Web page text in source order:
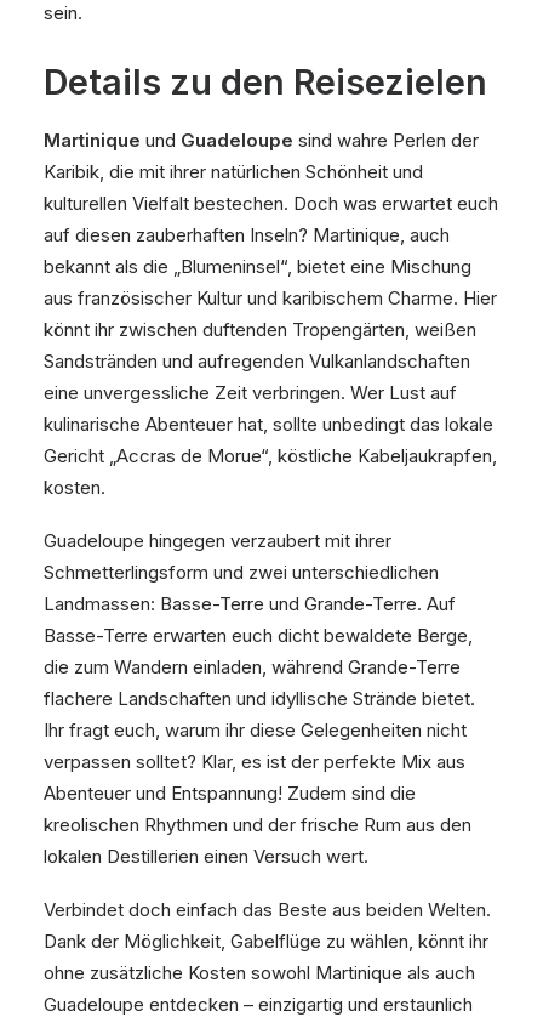
sein.
Details zu den Reisezielen
Martinique und Guadeloupe sind wahre Perlen der
Karibik, die mit ihrer natürlichen Schönheit und
kulturellen Vielfalt bestechen. Doch was erwartet euch
auf diesen zauberhaften Inseln? Martinique, auch
bekannt als die „Blumeninsel“, bietet eine Mischung
aus französischer Kultur und karibischem Charme. Hier
könnt ihr zwischen duftenden Tropengärten, weißen
Sandstränden und aufregenden Vulkanlandschaften
eine unvergessliche Zeit verbringen. Wer Lust auf
kulinarische Abenteuer hat, sollte unbedingt das lokale
Gericht „Accras de Morue“, köstliche Kabeljaukrapfen,
kosten.
Guadeloupe hingegen verzaubert mit ihrer
Schmetterlingsform und zwei unterschiedlichen
Landmassen: Basse-Terre und Grande-Terre. Auf
Basse-Terre erwarten euch dicht bewaldete Berge,
die zum Wandern einladen, während Grande-Terre
flachere Landschaften und idyllische Strände bietet.
Ihr fragt euch, warum ihr diese Gelegenheiten nicht
verpassen solltet? Klar, es ist der perfekte Mix aus
Abenteuer und Entspannung! Zudem sind die
kreolischen Rhythmen und der frische Rum aus den
lokalen Destillerien einen Versuch wert.
Verbindet doch einfach das Beste aus beiden Welten.
Dank der Möglichkeit, Gabelflüge zu wählen, könnt ihr
ohne zusätzliche Kosten sowohl Martinique als auch
Guadeloupe entdecken – einzigartig und erstaunlich